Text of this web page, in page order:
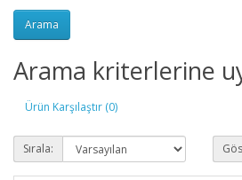
Arama kriterlerine
Ürün Karşılaştır (0)
Sırala: